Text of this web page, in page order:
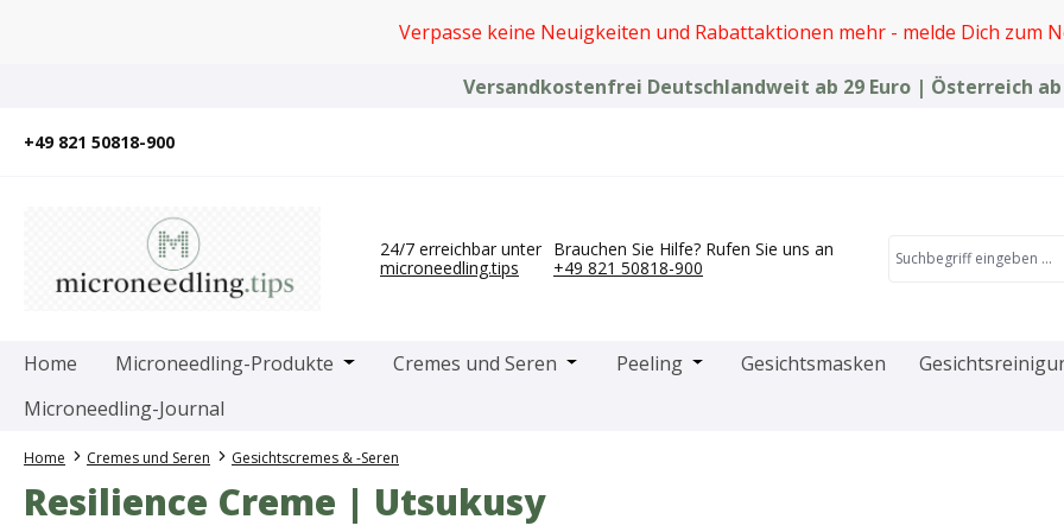
Verpasse keine Neuigkeiten und Rabattaktionen mehr - melde Dich zum
Versandkostenfrei Deutschlandweit ab 29 Euro | Österreich ab
+49 821 50818-900
24/7 erreichbar unter
microneedling.tips
Brauchen Sie Hilfe? Rufen Sie uns an
+49 821 50818-900
Home Microneedling-Produkte Öffne oder Schließe das Dropdown der Kategorie Microneedling-Produkte
Cremes und Seren Öffne oder Schließe das Dropdown der Kategorie
Peeling Öffne oder Schließe das Dropdown der
Gesichtsmasken
Microneedling-Journal
Home Cremes und Seren Gesichtscremes & -Seren
Resilience Creme | Utsukusy